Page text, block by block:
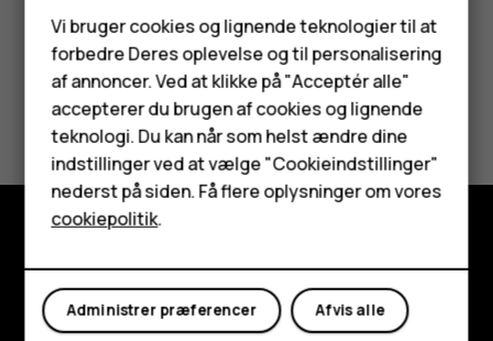
Smartphones
Feature-telefoner
Tilbehør
HMD Terra M
Tablets
Min konto
Synes du, dette var nyttigt?
Ja Nej
Udforsk
Om
Vi bruger cookies og lignende teknologier til at
forbedre Deres oplevelse og til personalisering
af annoncer. Ved at klikke på "Acceptér alle"
accepterer du brugen af cookies og lignende
teknologi. Du kan når som helst ændre dine
indstillinger ved at vælge "Cookieindstillinger"
nederst på siden. Få flere oplysninger om vores
cookiepolitik.
Afvis alle
Administrer præferencer